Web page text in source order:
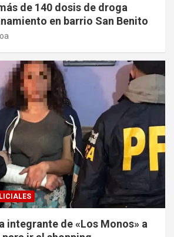
de 140 dosis de droga
en barrio San Benito
integrante de «Los Monos» a